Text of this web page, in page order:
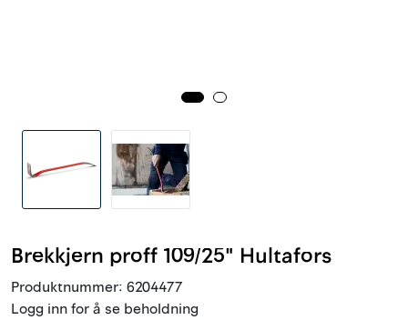
Brekkjern proff 109/25" Hultafors
Produktnummer: 6204477
Logg inn for å se beholdning
Trelast og finer
Vanntetting
Verktøy og tilbehør